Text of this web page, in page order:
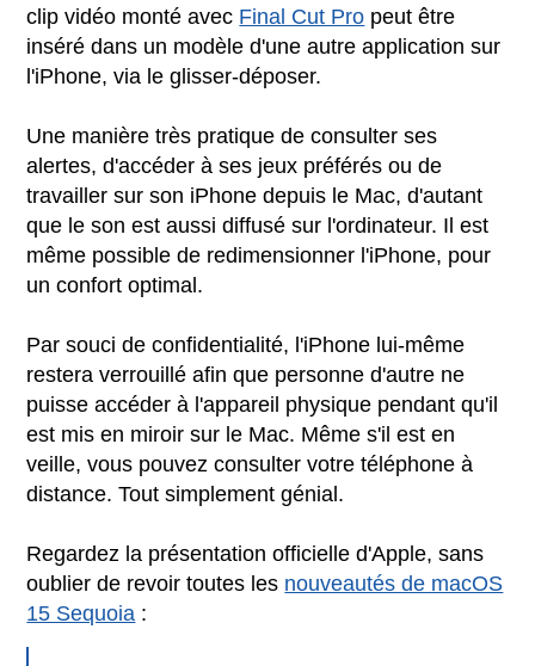
clip vidéo monté avec Final Cut Pro peut être
inséré dans un modèle d'une autre application sur
l'iPhone, via le glisser-déposer.
Une manière très pratique de consulter ses
alertes, d'accéder à ses jeux préférés ou de
travailler sur son iPhone depuis le Mac, d'autant
que le son est aussi diffusé sur l'ordinateur. Il est
même possible de redimensionner l'iPhone, pour
un confort optimal.
Par souci de confidentialité, l'iPhone lui-même
restera verrouillé afin que personne d'autre ne
puisse accéder à l'appareil physique pendant qu'il
est mis en miroir sur le Mac. Même s'il est en
veille, vous pouvez consulter votre téléphone à
distance. Tout simplement génial.
Regardez la présentation officielle d'Apple, sans
oublier de revoir toutes les nouveautés de macOS
15 Sequoia :